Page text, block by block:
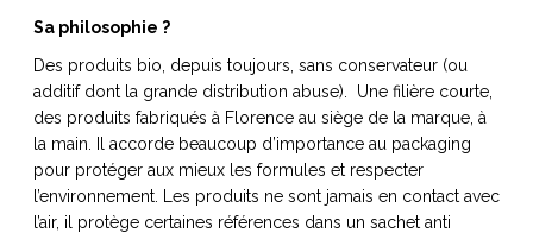
Sa philosophie ?
Des produits bio, depuis toujours, sans conservateur (ou
additif dont la grande distribution abuse). Une filière courte,
des produits fabriqués à Florence au siège de la marque, à
la main. Il accorde beaucoup d’importance au packaging
pour protéger aux mieux les formules et respecter
l’environnement. Les produits ne sont jamais en contact avec
l’air, il protège certaines références dans un sachet anti